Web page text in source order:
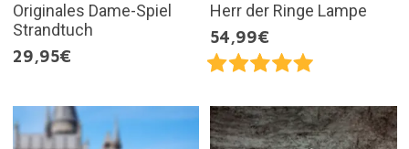
Originales Dame-Spiel
Strandtuch
29,95€
Herr der Ringe Lampe
54,99€